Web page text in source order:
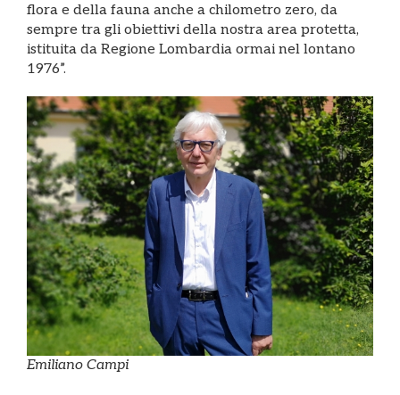
flora e della fauna anche a chilometro zero, da
sempre tra gli obiettivi della nostra area protetta,
istituita da Regione Lombardia ormai nel lontano
1976”.
Emiliano Campi